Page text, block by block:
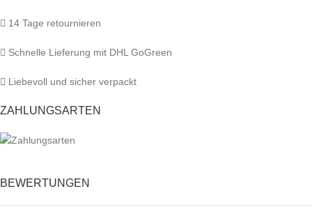
14 Tage retournieren
Schnelle Lieferung mit DHL GoGreen
Liebevoll und sicher verpackt
ZAHLUNGSARTEN
BEWERTUNGEN